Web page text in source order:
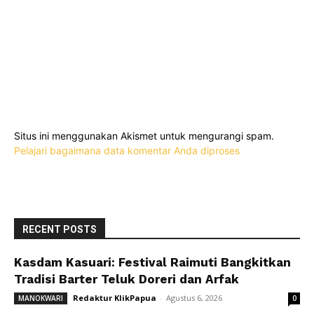
Situs ini menggunakan Akismet untuk mengurangi spam.
Pelajari bagaimana data komentar Anda diproses
RECENT POSTS
Kasdam Kasuari: Festival Raimuti Bangkitkan
Tradisi Barter Teluk Doreri dan Arfak
MANOKWARI Redaktur KlikPapua - Agustus 6, 2026 0